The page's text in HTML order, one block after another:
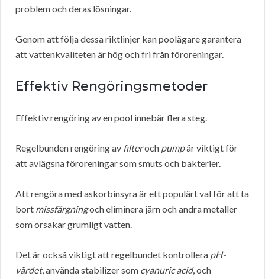
problem och deras lösningar.
Genom att följa dessa riktlinjer kan poolägare garantera
att vattenkvaliteten är hög och fri från föroreningar.
Effektiv Rengöringsmetoder
Effektiv rengöring av en pool innebär flera steg.
Regelbunden rengöring av filteroch pumpär viktigt för
att avlägsna föroreningar som smuts och bakterier.
Att rengöra med askorbinsyra är ett populärt val för att ta
bort missfärgningoch eliminera järn och andra metaller
som orsakar grumligt vatten.
Det är också viktigt att regelbundet kontrollera pH-
värdet, använda stabilizer som cyanuric acid, och